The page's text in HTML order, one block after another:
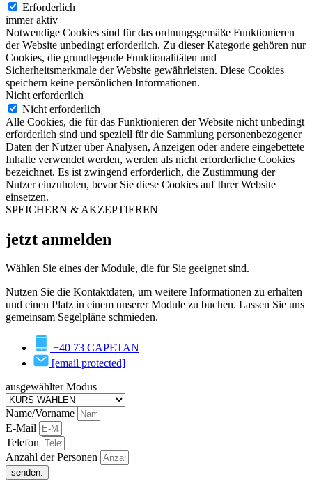
Erforderlich
immer aktiv
Notwendige Cookies sind für das ordnungsgemäße Funktionieren
der Website unbedingt erforderlich. Zu dieser Kategorie gehören nur
Cookies, die grundlegende Funktionalitäten und
Sicherheitsmerkmale der Website gewährleisten. Diese Cookies
speichern keine persönlichen Informationen.
Nicht erforderlich
Nicht erforderlich
Alle Cookies, die für das Funktionieren der Website nicht unbedingt
erforderlich sind und speziell für die Sammlung personenbezogener
Daten der Nutzer über Analysen, Anzeigen oder andere eingebettete
Inhalte verwendet werden, werden als nicht erforderliche Cookies
bezeichnet. Es ist zwingend erforderlich, die Zustimmung der
Nutzer einzuholen, bevor Sie diese Cookies auf Ihrer Website
einsetzen.
SPEICHERN & AKZEPTIEREN
jetzt anmelden
Wählen Sie eines der Module, die für Sie geeignet sind.
Nutzen Sie die Kontaktdaten, um weitere Informationen zu erhalten
und einen Platz in einem unserer Module zu buchen. Lassen Sie uns
gemeinsam Segelpläne schmieden.
+40 73 CAPETAN
[email protected]
ausgewählter Modus
Name/Vorname
E-Mail
Telefon
Anzahl der Personen
senden.